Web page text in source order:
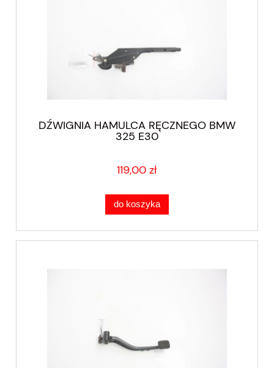
DŹWIGNIA HAMULCA RĘCZNEGO BMW
325 E30
119,00 zł
do koszyka